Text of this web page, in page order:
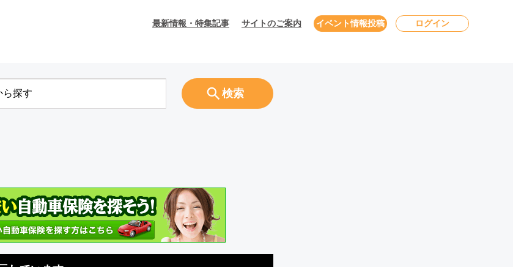
最新情報・特集記事 サイトのご案内 イベント情報投稿 ログイン
検索